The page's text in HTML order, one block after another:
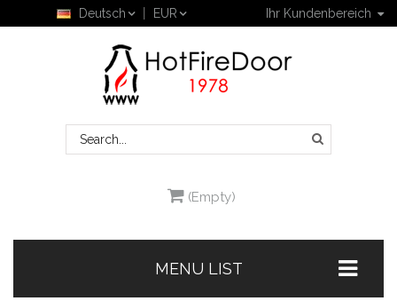
Ihr Kundenbereich
Deutsch EUR
(Empty)
MENU LIST